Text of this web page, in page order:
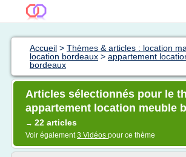
Accueil > Thèmes & articles : location
location bordeaux > appartement
bordeaux
Articles sélectionnés pour le
appartement location meuble
→ 22 articles
Voir également3 Vidéos pour ce thème